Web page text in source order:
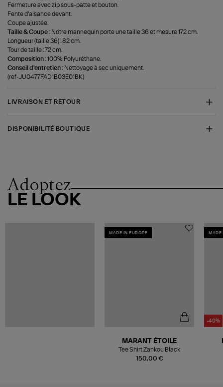
Fermeture avec zip sous-patte et bouton.
Fente d'aisance devant.
Coupe ajustée.
Taille & Coupe : Notre mannequin porte une taille 36 et mesure 172 cm.
Longueur (taille 36) : 82 cm.
Tour de taille : 72 cm.
Composition :100% Polyuréthane.
Conseil d'entretien : Nettoyage à sec uniquement.
(ref-JU0477FAD1B03E01BK)
LIVRAISON ET RETOUR
DISPONIBILITÉ BOUTIQUE
Adoptez
LE LOOK
MADE IN EUROPE
150,00 €
MARANT ÉTOILE
Tee Shirt Zankou Black
MADE
-40%